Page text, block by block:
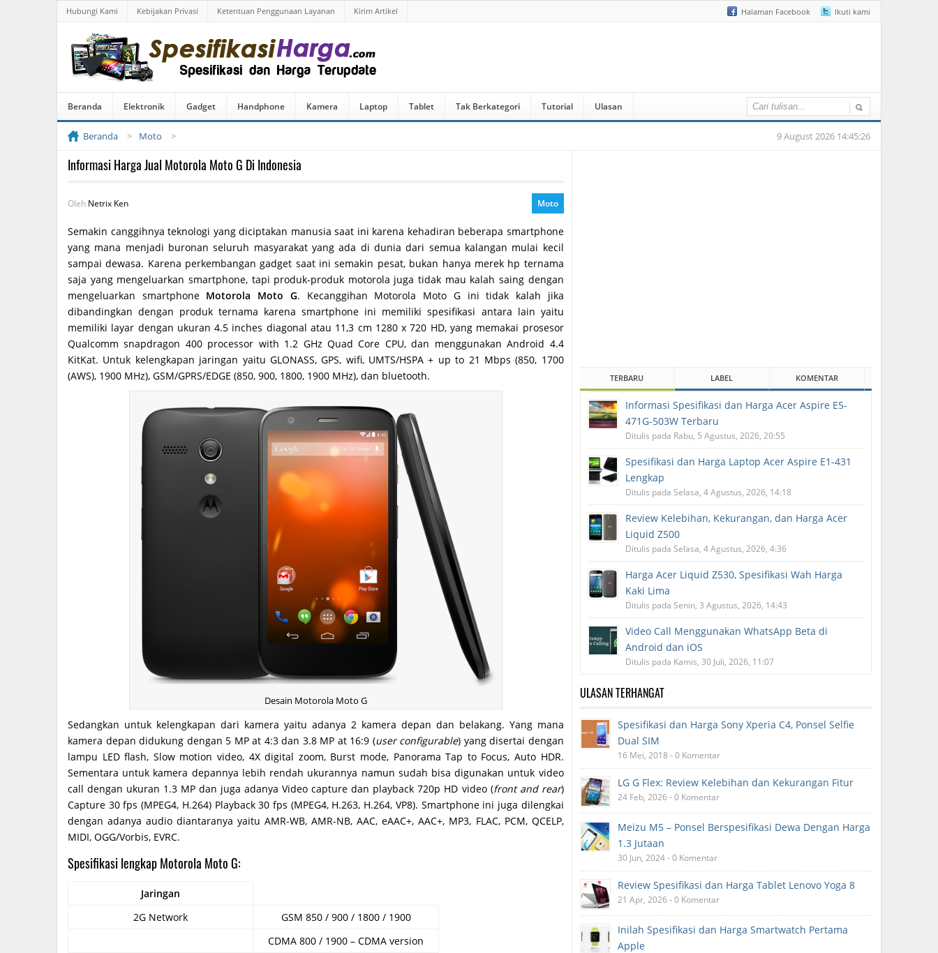
Halaman Facebook Ikuti kami
Hubungi Kami Kebijakan Privasi Ketentuan Penggunaan Layanan Kirim Artikel
Beranda Elektronik Gadget Handphone Kamera Laptop Tablet Tak Berkategori Tutorial Ulasan
Beranda Moto 9 August 2026 14:45:26
Informasi Harga Jual Motorola Moto G Di Indonesia
Oleh Netrix Ken Moto
Semakin canggihnya teknologi yang diciptakan manusia saat ini karena kehadiran beberapa smartphone
yang mana menjadi buronan seluruh masyarakat yang ada di dunia dari semua kalangan mulai kecil
sampai dewasa. Karena perkembangan gadget saat ini semakin pesat, bukan hanya merek hp ternama
saja yang mengeluarkan smartphone, tapi produk-produk motorola juga tidak mau kalah saing dengan
mengeluarkan smartphone Motorola Moto G. Kecanggihan Motorola Moto G ini tidak kalah jika
dibandingkan dengan produk ternama karena smartphone ini memiliki spesifikasi antara lain yaitu
memiliki layar dengan ukuran 4.5 inches diagonal atau 11,3 cm 1280 x 720 HD, yang memakai prosesor
Qualcomm snapdragon 400 processor with 1.2 GHz Quad Core CPU, dan menggunakan Android 4.4
KitKat. Untuk kelengkapan jaringan yaitu GLONASS, GPS, wifi, UMTS/HSPA + up to 21 Mbps (850, 1700
(AWS), 1900 MHz), GSM/GPRS/EDGE (850, 900, 1800, 1900 MHz), dan bluetooth.
Desain Motorola Moto G
Sedangkan untuk kelengkapan dari kamera yaitu adanya 2 kamera depan dan belakang. Yang mana
kamera depan didukung dengan 5 MP at 4:3 dan 3.8 MP at 16:9 (user configurable) yang disertai dengan
lampu LED flash, Slow motion video, 4X digital zoom, Burst mode, Panorama Tap to Focus, Auto HDR.
Sementara untuk kamera depannya lebih rendah ukurannya namun sudah bisa digunakan untuk video
call dengan ukuran 1.3 MP dan juga adanya Video capture dan playback 720p HD video (front and rear)
Capture 30 fps (MPEG4, H.264) Playback 30 fps (MPEG4, H.263, H.264, VP8). Smartphone ini juga dilengkai
dengan adanya audio diantaranya yaitu AMR-WB, AMR-NB, AAC, eAAC+, AAC+, MP3, FLAC, PCM, QCELP,
MIDI, OGG/Vorbis, EVRC.
Spesifikasi lengkap Motorola Moto G:
Jaringan
2G Network
GSM 850 / 900 / 1800 / 1900
CDMA 800 / 1900 – CDMA version
TERBARU LABEL KOMENTAR
Informasi Spesifikasi dan Harga Acer Aspire E5-
471G-503W Terbaru
Ditulis pada Rabu, 5 Agustus, 2026, 20:55
Spesifikasi dan Harga Laptop Acer Aspire E1-431
Lengkap
Ditulis pada Selasa, 4 Agustus, 2026, 14:18
Review Kelebihan, Kekurangan, dan Harga Acer
Liquid Z500
Ditulis pada Selasa, 4 Agustus, 2026, 4:36
Harga Acer Liquid Z530, Spesifikasi Wah Harga
Kaki Lima
Ditulis pada Senin, 3 Agustus, 2026, 14:43
Video Call Menggunakan WhatsApp Beta di
Android dan iOS
Ditulis pada Kamis, 30 Juli, 2026, 11:07
ULASAN TERHANGAT
Spesifikasi dan Harga Sony Xperia C4, Ponsel Selfie
Dual SIM
16 Mei, 2018 - 0 Komentar
LG G Flex: Review Kelebihan dan Kekurangan Fitur
24 Feb, 2026 - 0 Komentar
Meizu M5 – Ponsel Berspesifikasi Dewa Dengan Harga
1.3 Jutaan
30 Jun, 2024 - 0 Komentar
Review Spesifikasi dan Harga Tablet Lenovo Yoga 8
21 Apr, 2026 - 0 Komentar
Inilah Spesifikasi dan Harga Smartwatch Pertama
Apple